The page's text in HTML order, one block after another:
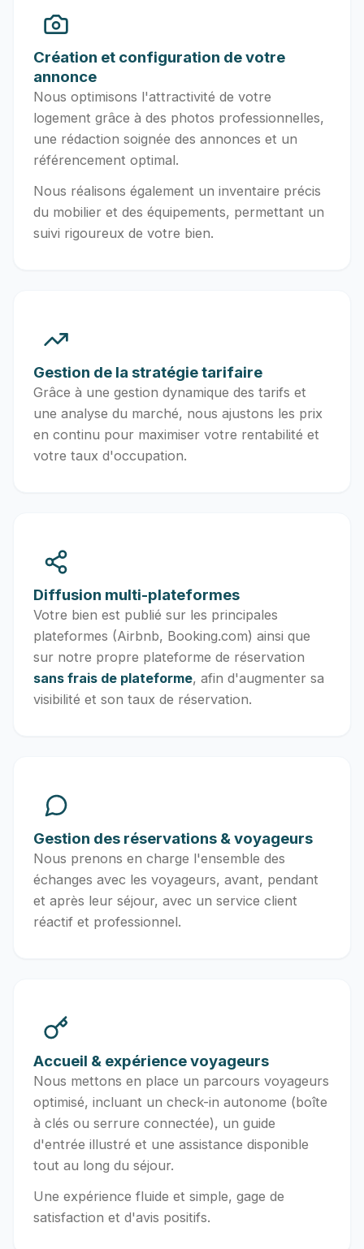
Création et configuration de votre
annonce
Nous optimisons l'attractivité de votre
logement grâce à des photos professionnelles,
une rédaction soignée des annonces et un
référencement optimal.
Nous réalisons également un inventaire précis
du mobilier et des équipements, permettant un
suivi rigoureux de votre bien.
Gestion de la stratégie tarifaire
Grâce à une gestion dynamique des tarifs et
une analyse du marché, nous ajustons les prix
en continu pour maximiser votre rentabilité et
votre taux d'occupation.
Diffusion multi-plateformes
Votre bien est publié sur les principales
plateformes (Airbnb, Booking.com) ainsi que
sur notre propre plateforme de réservation
sans frais de plateforme, afin d'augmenter sa
visibilité et son taux de réservation.
Gestion des réservations & voyageurs
Nous prenons en charge l'ensemble des
échanges avec les voyageurs, avant, pendant
et après leur séjour, avec un service client
réactif et professionnel.
Accueil & expérience voyageurs
Nous mettons en place un parcours voyageurs
optimisé, incluant un check-in autonome (boîte
à clés ou serrure connectée), un guide
d'entrée illustré et une assistance disponible
tout au long du séjour.
Une expérience fluide et simple, gage de
satisfaction et d'avis positifs.